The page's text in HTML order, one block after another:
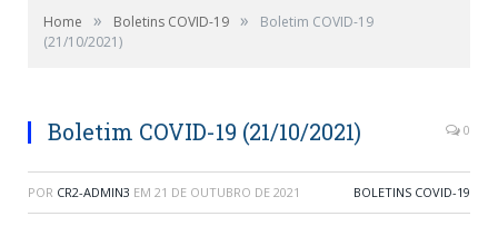
Home » Boletins COVID-19 »
Boletim COVID-19
(21/10/2021)
Boletim COVID-19 (21/10/2021) 0
POR CR2-ADMIN3 EM 21 DE OUTUBRO DE 2021 BOLETINS COVID-19